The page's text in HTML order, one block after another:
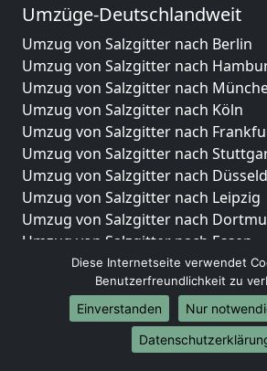
Umzüge-Deutschlandweit
Umzug von Salzgitter nach Berlin
Umzug von Salzgitter nach
Umzug von Salzgitter nach
Umzug von Salzgitter nach Köln
Umzug von Salzgitter nach
Umzug von Salzgitter nach
Umzug von Salzgitter nach
Umzug von Salzgitter nach Leipzig
Umzug von Salzgitter nach
Umzug von Salzgitter nach Essen
Umzug von Salzgitter nach Bremen
Umzug von Salzgitter nach
Umzug von Salzgitter nach
Umzug von Salzgitter nach
Umzug von Salzgitter nach
Diese Internetseite verwendet
Benutzerfreundlichkeit zu
Einverstanden
Nur